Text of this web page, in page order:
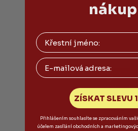
nákup
Email
ZÍSKAT SLEVU
Přihlášením souhlasíte se zpracováním
účelem zasílání obchodních a